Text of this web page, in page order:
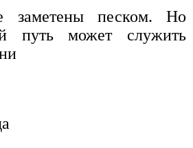
песком. Но
путь может служить